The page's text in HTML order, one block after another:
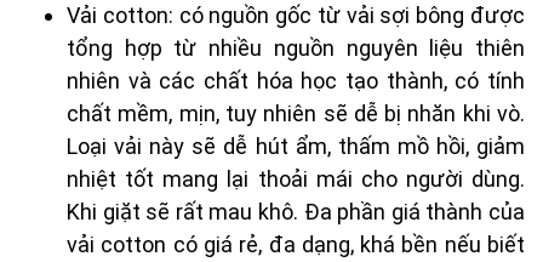
Vải cotton: có nguồn gốc từ vải sợi bông được
tổng hợp từ nhiều nguồn nguyên liệu thiên
nhiên và các chất hóa học tạo thành, có tính
chất mềm, mịn, tuy nhiên sẽ dễ bị nhăn khi vò.
Loại vải này sẽ dễ hút ẩm, thấm mồ hồi, giảm
nhiệt tốt mang lại thoải mái cho người dùng.
Khi giặt sẽ rất mau khô. Đa phần giá thành của
vải cotton có giá rẻ, đa dạng, khá bền nếu biết